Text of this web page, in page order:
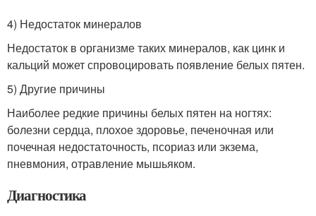
4) Недостаток минералов
Недостаток в организме таких минералов, как цинк и
кальций может спровоцировать появление белых пятен.
5) Другие причины
Наиболее редкие причины белых пятен на ногтях:
болезни сердца, плохое здоровье, печеночная или
почечная недостаточность, псориаз или экзема,
пневмония, отравление мышьяком.
Диагностика